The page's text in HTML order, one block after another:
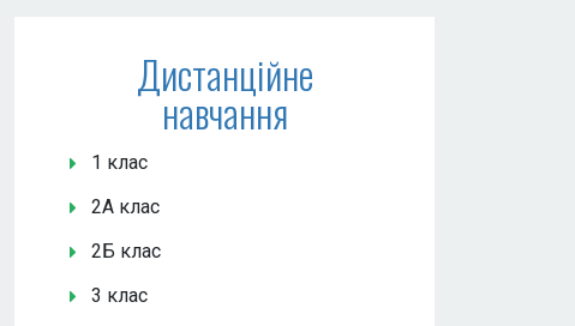
Дистанційне
навчання
1 клас
2А клас
2Б клас
3 клас